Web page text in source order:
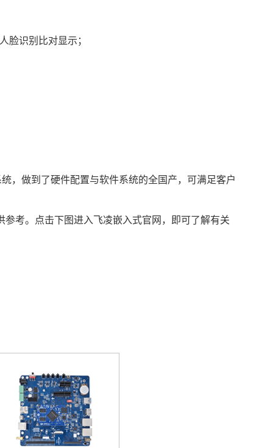
脸识别比对显示；
，做到了硬件配置与软件系统的全国产，可满足客户
考。点击下图进入飞凌嵌入式官网，即可了解有关